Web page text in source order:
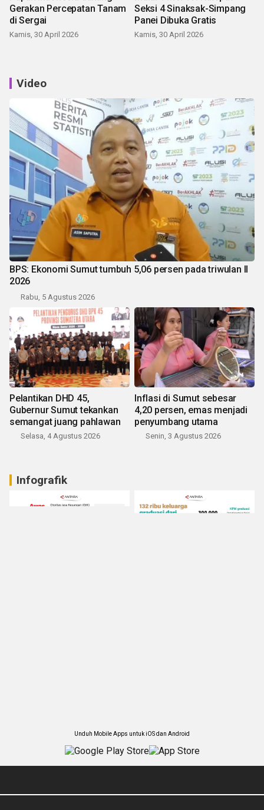
Gerakan Percepatan Tanam
di Sergai
Kamis, 30 April 2026
Seksi 4 Sinaksak-Simpang
Panei Dibuka Gratis
Kamis, 30 April 2026
Video
BPS: Ekonomi Sumut tumbuh 5,06 persen pada triwulan II
2026
Rabu, 5 Agustus 2026
Pelantikan DHD 45,
Gubernur Sumut tekankan
semangat juang pahlawan
Selasa, 4 Agustus 2026
Inflasi di Sumut sebesar
4,20 persen, emas menjadi
penyumbang utama
Senin, 3 Agustus 2026
Infografik
Unduh Mobile Apps untuk iOS dan Android